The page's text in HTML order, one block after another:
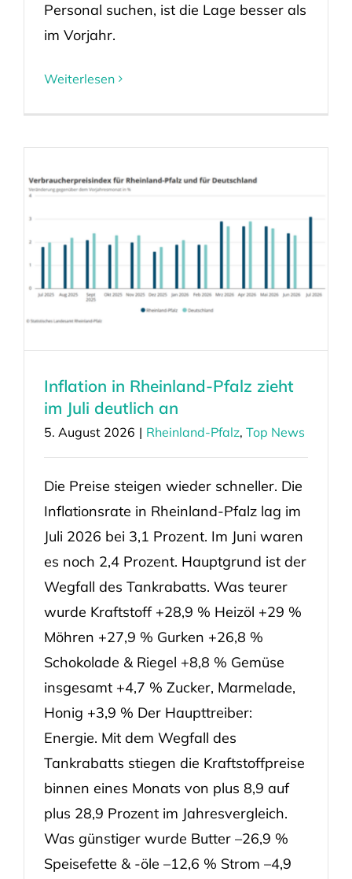
Personal suchen, ist die Lage besser als
im Vorjahr.
Weiterlesen
Inflation in Rheinland-Pfalz zieht
im Juli deutlich an
5. August 2026 | Rheinland-Pfalz, Top News
Die Preise steigen wieder schneller. Die
Inflationsrate in Rheinland-Pfalz lag im
Juli 2026 bei 3,1 Prozent. Im Juni waren
es noch 2,4 Prozent. Hauptgrund ist der
Wegfall des Tankrabatts. Was teurer
wurde Kraftstoff +28,9 % Heizöl +29 %
Möhren +27,9 % Gurken +26,8 %
Schokolade & Riegel +8,8 % Gemüse
insgesamt +4,7 % Zucker, Marmelade,
Honig +3,9 % Der Haupttreiber:
Energie. Mit dem Wegfall des
Tankrabatts stiegen die Kraftstoffpreise
binnen eines Monats von plus 8,9 auf
plus 28,9 Prozent im Jahresvergleich.
Was günstiger wurde Butter –26,9 %
Speisefette & -öle –12,6 % Strom –4,9